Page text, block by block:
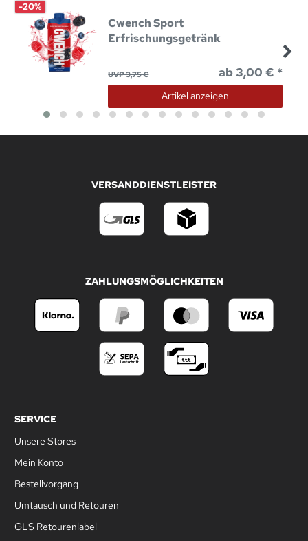
-20%
Cwench Sport
Erfrischungsgetränk
UVP 3,75 € ab 3,00 € *
Artikel anzeigen
VERSANDDIENSTLEISTER
ZAHLUNGSMÖGLICHKEITEN
SERVICE
Unsere Stores
Mein Konto
Bestellvorgang
Umtausch und Retouren
GLS Retourenlabel